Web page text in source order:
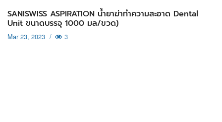
SANISWISS ASPIRATION น้ำยาฆ่าทำความสะอาด Dental
Unit ขนาดบรรจุ 1000 มล/ขวด)
Mar 23, 2023 / 3